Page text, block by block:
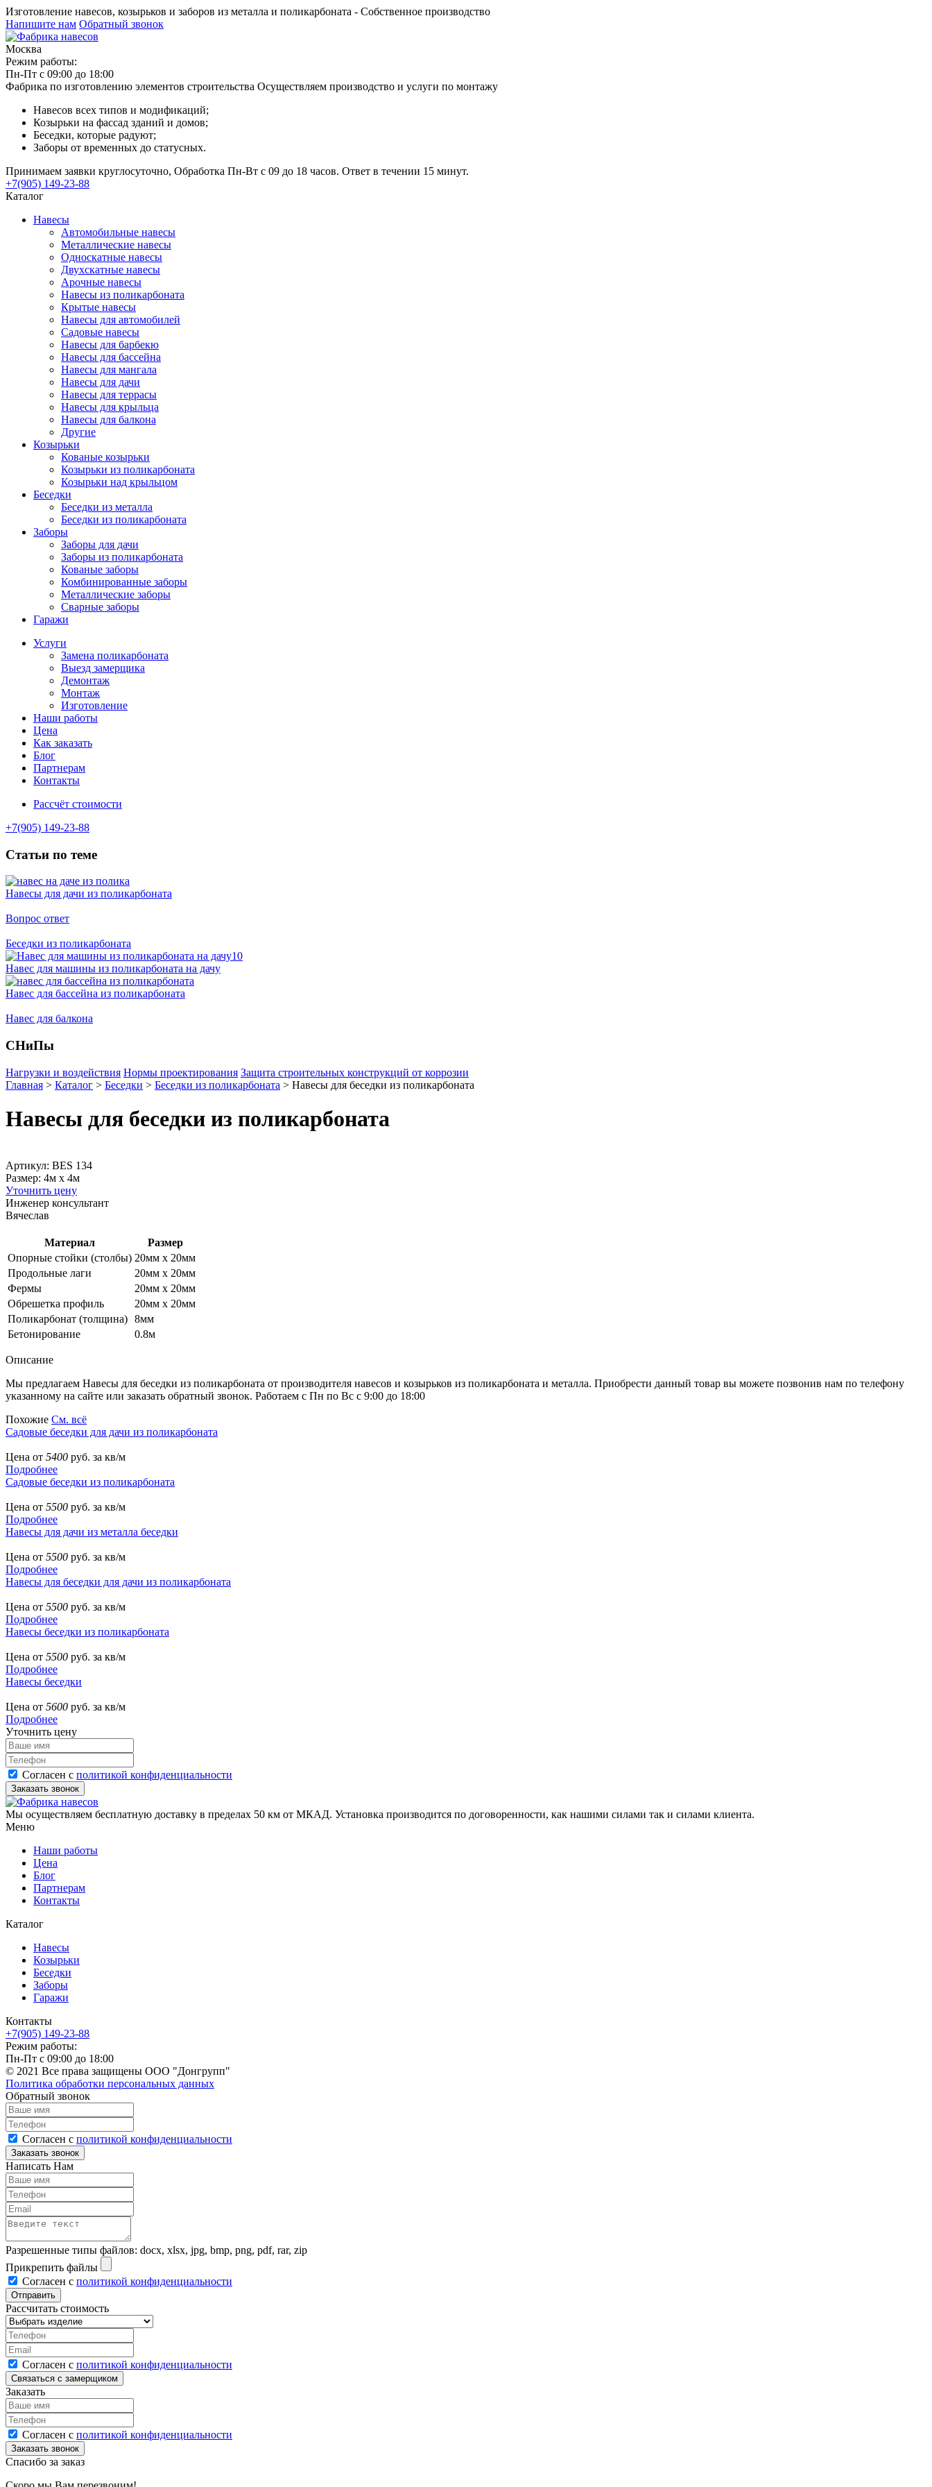
Изготовление навесов, козырьков и заборов из металла и поликарбоната - Собственное производство
Напишите нам Обратный звонок
Москва
Режим работы:
Пн-Пт с 09:00 до 18:00
Фабрика по изготовлению элементов строительства Осуществляем производство и услуги по монтажу
Навесов всех типов и модификаций;
Козырьки на фассад зданий и домов;
Беседки, которые радуют;
Заборы от временных до статусных.
Принимаем заявки круглосуточно, Обработка Пн-Вт с 09 до 18 часов. Ответ в течении 15 минут.
+7(905) 149-23-88
Каталог
Навесы
Автомобильные навесы
Металлические навесы
Односкатные навесы
Двухскатные навесы
Арочные навесы
Навесы из поликарбоната
Крытые навесы
Навесы для автомобилей
Садовые навесы
Навесы для барбекю
Навесы для бассейна
Навесы для мангала
Навесы для дачи
Навесы для террасы
Навесы для крыльца
Навесы для балкона
Другие
Козырьки
Кованые козырьки
Козырьки из поликарбоната
Козырьки над крыльцом
Беседки
Беседки из металла
Беседки из поликарбоната
Заборы
Заборы для дачи
Заборы из поликарбоната
Кованые заборы
Комбинированные заборы
Металлические заборы
Сварные заборы
Гаражи
Услуги
Замена поликарбоната
Выезд замерщика
Демонтаж
Монтаж
Изготовление
Наши работы
Цена
Как заказать
Блог
Партнерам
Контакты
Рассчёт стоимости
+7(905) 149-23-88
Статьи по теме
Навесы для дачи из поликарбоната
Вопрос ответ
Беседки из поликарбоната
Навес для машины из поликарбоната на дачу
Навес для бассейна из поликарбоната
Навес для балкона
СНиПы
Нагрузки и воздействия Нормы проектирования Защита строительных конструкций от коррозии
Главная > Каталог > Беседки > Беседки из поликарбоната > Навесы для беседки из поликарбоната
Навесы для беседки из поликарбоната
Артикул: BES 134
Размер: 4м х 4м
Уточнить цену
Инженер консультант
Вячеслав
Материал
Размер
Опорные стойки (столбы) 20мм х 20мм
Продольные лаги
20мм х 20мм
Фермы
20мм х 20мм
Обрешетка профиль
20мм х 20мм
Поликарбонат (толщина) 8мм
Бетонирование
0.8м
Описание
Мы предлагаем Навесы для беседки из поликарбоната от производителя навесов и козырьков из поликарбоната и металла. Приобрести данный товар вы можете позвонив нам по телефону
указанному на сайте или заказать обратный звонок. Работаем с Пн по Вс с 9:00 до 18:00
Похожие См. всё
Садовые беседки для дачи из поликарбоната
Цена от 5400 руб. за кв/м
Подробнее
Садовые беседки из поликарбоната
Цена от 5500 руб. за кв/м
Подробнее
Навесы для дачи из металла беседки
Цена от 5500 руб. за кв/м
Подробнее
Навесы для беседки для дачи из поликарбоната
Цена от 5500 руб. за кв/м
Подробнее
Навесы беседки из поликарбоната
Цена от 5500 руб. за кв/м
Подробнее
Навесы беседки
Цена от 5600 руб. за кв/м
Подробнее
Уточнить цену
Согласен с политикой конфиденциальности
Мы осуществляем бесплатную доставку в пределах 50 км от МКАД. Установка производится по договоренности, как нашими силами так и силами клиента.
Меню
Наши работы
Цена
Блог
Партнерам
Контакты
Каталог
Навесы
Козырьки
Беседки
Заборы
Гаражи
Контакты
+7(905) 149-23-88
Режим работы:
Пн-Пт с 09:00 до 18:00
© 2021 Все права защищены ООО "Донгрупп"
Политика обработки персональных данных
Обратный звонок
Согласен с политикой конфиденциальности
Написать Нам
Разрешенные типы файлов: docx, xlsx, jpg, bmp, png, pdf, rar, zip
Прикрепить файлы
Согласен с политикой конфиденциальности
Рассчитать стоимость
Согласен с политикой конфиденциальности
Заказать
Согласен с политикой конфиденциальности
Спасибо за заказ